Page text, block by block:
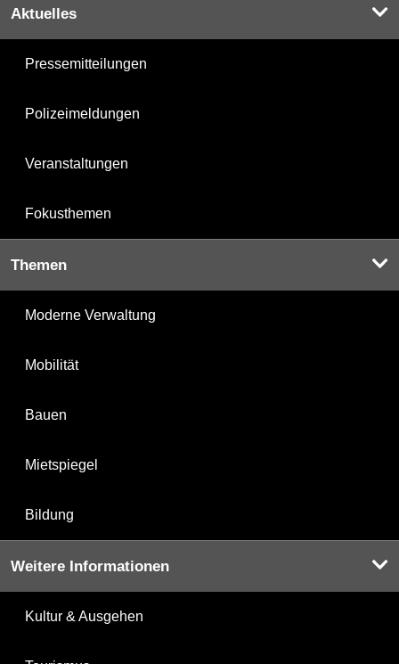
Aktuelles
Pressemitteilungen
Polizeimeldungen
Veranstaltungen
Fokusthemen
Themen
Moderne Verwaltung
Mobilität
Bauen
Mietspiegel
Bildung
Weitere Informationen
Kultur & Ausgehen